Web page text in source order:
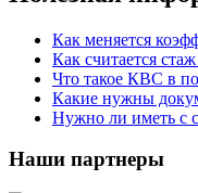
Как меняется
Как считается
Что такое КВС в
Какие нужны
Нужно ли иметь с
Наши партнеры